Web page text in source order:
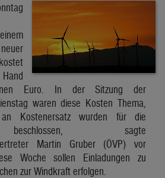
Euro. In der Sitzung der
waren diese Kosten Thema,
Kostenersatz wurden für die
sagte
Martin Gruber (ÖVP) vor
Woche sollen Einladungen zu
zur Windkraft erfolgen.